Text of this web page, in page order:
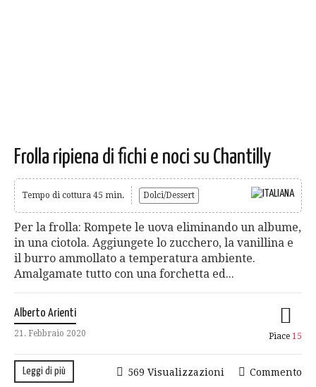
Frolla ripiena di fichi e noci su Chantilly
Tempo di cottura 45 min. Dolci/Dessert
Per la frolla: Rompete le uova eliminando un albume,
in una ciotola. Aggiungete lo zucchero, la vanillina e
il burro ammollato a temperatura ambiente.
Amalgamate tutto con una forchetta ed...
Alberto Arienti
21. Febbraio 2020 Piace 15
Leggi di più Commento
569 Visualizzazioni